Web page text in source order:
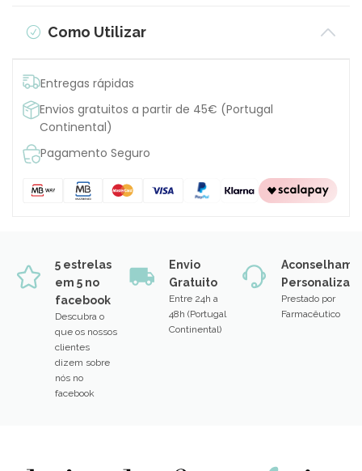
Como Utilizar
Entregas rápidas
Envios gratuitos a partir de 45€ (Portugal
Continental)
Pagamento Seguro
5 estrelas
em 5 no
facebook
Descubra o
que os nossos
clientes
dizem sobre
nós no
facebook
Envio
Gratuito
Entre 24h a
48h (Portugal
Continental)
Prestado por
Farmacêutico